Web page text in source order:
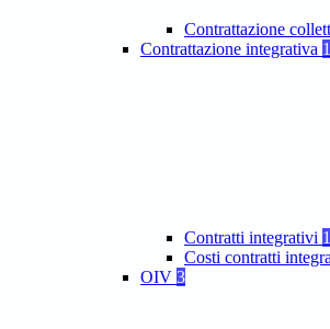
Contrattazione
Contrattazione integrativa
Contratti integrativi
Costi contratti
OIV 3